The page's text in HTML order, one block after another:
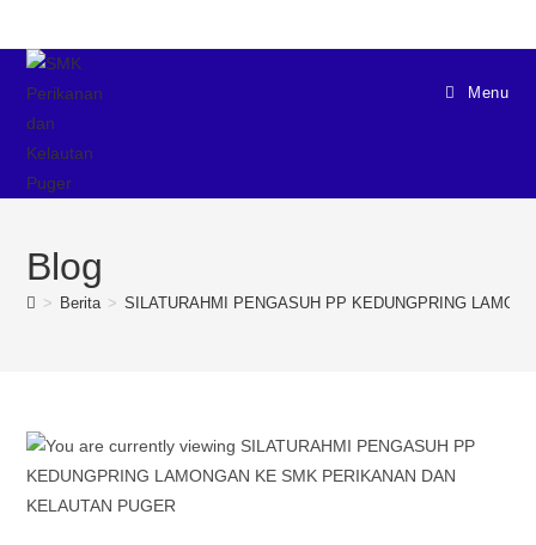
Menu
Blog
> Berita > SILATURAHMI PENGASUH PP KEDUNGPRING